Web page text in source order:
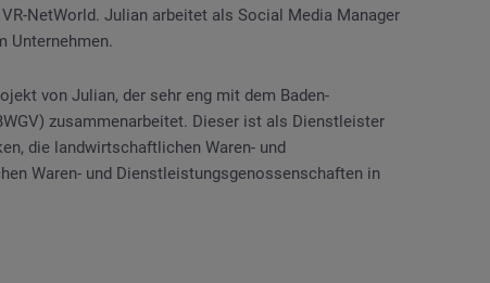
NetWorld. Julian arbeitet als Social Media Manager
Unternehmen.
von Julian, der sehr eng mit dem Baden-
zusammenarbeitet. Dieser ist als Dienstleister
die landwirtschaftlichen Waren- und
Waren- und Dienstleistungsgenossenschaften in